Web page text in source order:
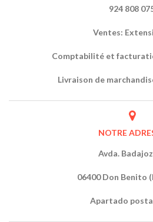
924 808
Ventes:
Comptabilité et
Livraison de
NOTRE
Avda.
06400 Don Benito
Apartado